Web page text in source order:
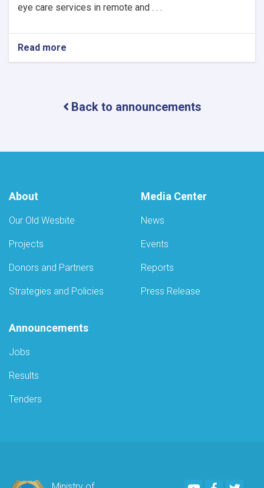
eye care services in remote and . . .
Read more
Notice
Camps
by
Back to announcements
About
Our Old Wesbite
Projects
Donors and Partners
Strategies and Policies
Media Center
News
Events
Reports
Press Release
Announcements
Jobs
Results
Tenders